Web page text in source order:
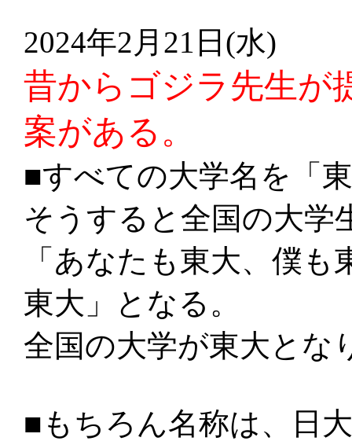
2024年2月21日(水)
昔からゴジラ先生が
案がある。
■すべての大学名を「
そうすると全国の大学
「あなたも東大、僕
東大」となる。
全国の大学が東大とな
■もちろん名称は、日